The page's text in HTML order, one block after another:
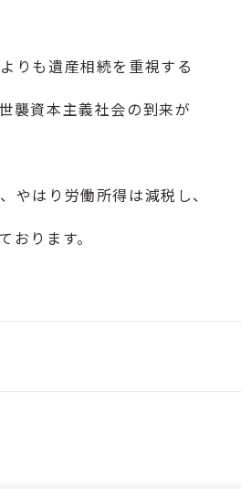
りも遺産相続を重視する
襲資本主義社会の到来が
やはり労働所得は減税し、
ります。